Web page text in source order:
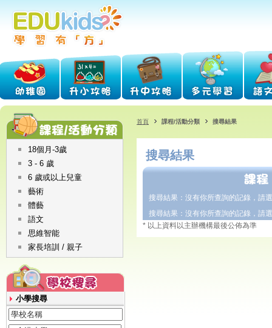
18個月-3歲
3 - 6 歲
6 歲或以上兒童
藝術
體藝
語文
思維智能
家長培訓 / 親子
小學搜尋
首頁 課程/活動分類 搜尋結果
搜尋結果
搜尋結果：沒有你所查詢的記錄，請
搜尋結果：沒有你所查詢的記錄，請
* 以上資料以主辦機構最後公佈為準